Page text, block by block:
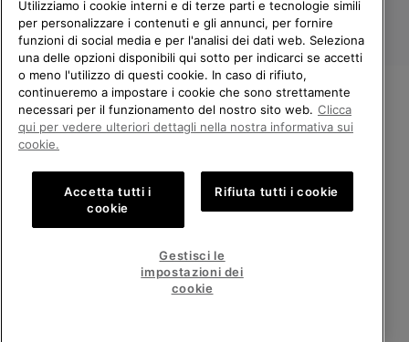
Italia
©2026Columbia Sportswear Company. Avenue des Morgines, 12 1213
Petit-Lancy Switzerland. Tutti i diritti riservati.
Politica sulla privacy Termini di utilizzo
Condizioni Generali di Vendita Cookies
Public CBCR
Servizio clienti: Lun. - Ven. 9:00 - 13:00 & 14:00 - 18:00
BENVENUTO/A IN SOREL.
SELEZIONA IL TUO PAESE DI
Shopping online disponibile
Utilizziamo i cookie interni e di terze parti e tecnologie simili
per personalizzare i contenuti e gli annunci, per fornire
funzioni di social media e per l'analisi dei dati web. Seleziona
una delle opzioni disponibili qui sotto per indicarci se accetti
o meno l'utilizzo di questi cookie. In caso di rifiuto,
continueremo a impostare i cookie che sono strettamente
necessari per il funzionamento del nostro sito web. Clicca
qui per vedere ulteriori dettagli nella nostra informativa sui
cookie.
Accetta tutti i
cookie
Rifiuta tutti i cookie
Gestisci le
impostazioni dei
cookie